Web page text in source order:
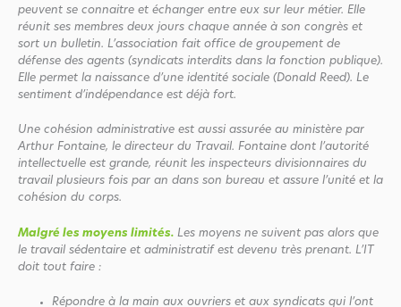
peuvent se connaitre et échanger entre eux sur leur métier. Elle
réunit ses membres deux jours chaque année à son congrès et
sort un bulletin. L’association fait office de groupement de
défense des agents (syndicats interdits dans la fonction publique).
Elle permet la naissance d’une identité sociale (Donald Reed). Le
sentiment d’indépendance est déjà fort.
Une cohésion administrative est aussi assurée au ministère par
Arthur Fontaine, le directeur du Travail. Fontaine dont l’autorité
intellectuelle est grande, réunit les inspecteurs divisionnaires du
travail plusieurs fois par an dans son bureau et assure l’unité et la
cohésion du corps.
Malgré les moyens limités. Les moyens ne suivent pas alors que
le travail sédentaire et administratif est devenu très prenant. L’IT
doit tout faire :
Répondre à la main aux ouvriers et aux syndicats qui l’ont